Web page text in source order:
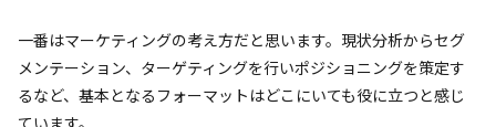
一番はマーケティングの考え方だと思います。現状分析からセグ
メンテーション、ターゲティングを行いポジショニングを策定す
るなど、基本となるフォーマットはどこにいても役に立つと感じ
ています。